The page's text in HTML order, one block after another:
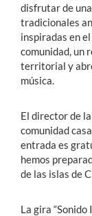
disfrutar de
tradicionales
inspiradas en
comunidad, un
territorial y
música.
El director de
comunidad
entrada es
hemos
de las islas de
La gira